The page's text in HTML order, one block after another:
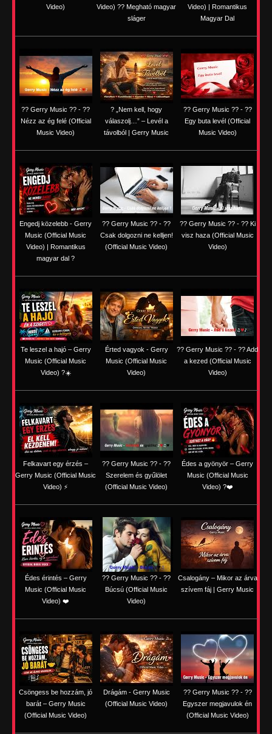
Video)
Video) ?? Megható magyar
sláger
Video) | Romantikus
Magyar Dal
?? Gerry Music ?? - ??
Nézz az ég felé (Official
Music Video)
? „Nem kell, hogy
válaszolj…” – Levél a
távolból | Gerry Music
?? Gerry Music ?? - ??
Egy buta levél (Official
Music Video)
Engedj közelebb - Gerry
Music (Official Music
Video) | Romantikus
magyar dal ?
?? Gerry Music ?? - ??
Csak dolgozni ne kelljen!
(Official Music Video)
?? Gerry Music ?? - ?? Ki
visz haza (Official Music
Video)
Te leszel a hajó – Gerry
Music (Official Music
Video) ?☀️
Érted vagyok - Gerry
Music (Official Music
Video)
?? Gerry Music ?? - ?? Add
a kezed (Official Music
Video)
Felkavart egy érzés –
Gerry Music (Official Music
Video) ⚡
?? Gerry Music ?? - ??
Szerelem és gyűlölet
(Official Music Video)
Édes a gyönyör – Gerry
Music (Official Music
Video) ?❤️
Édes érintés – Gerry
Music (Official Music
Video) ❤️
?? Gerry Music ?? - ??
Búcsú (Official Music
Video)
Csalogány – Mikor az árva
szívem fáj | Gerry Music
Csöngess be hozzám, jó
barát – Gerry Music
(Official Music Video)
Drágám - Gerry Music
(Official Music Video)
?? Gerry Music ?? - ??
Egyszer megjavulok én
(Official Music Video)